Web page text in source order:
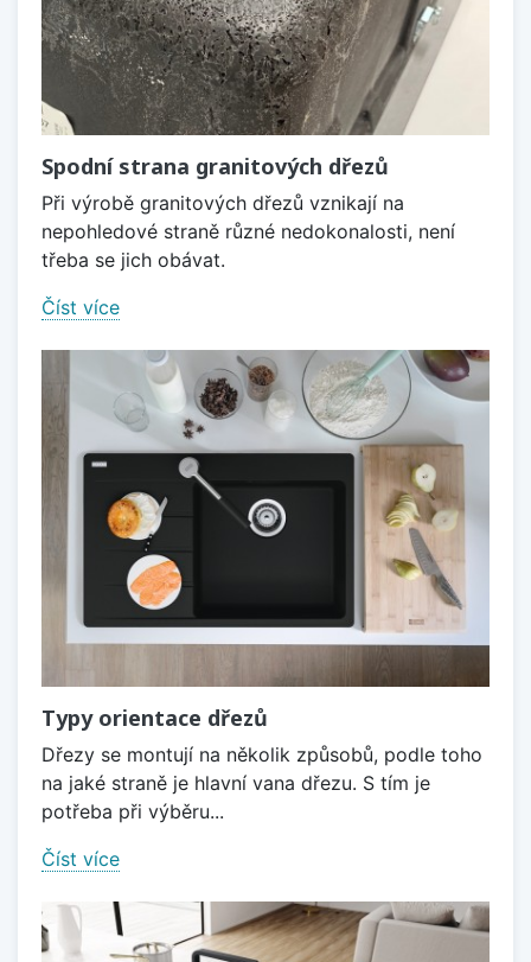
Spodní strana granitových dřezů
Při výrobě granitových dřezů vznikají na
nepohledové straně různé nedokonalosti, není
třeba se jich obávat.
Číst více
Typy orientace dřezů
Dřezy se montují na několik způsobů, podle toho
na jaké straně je hlavní vana dřezu. S tím je
potřeba při výběru...
Číst více